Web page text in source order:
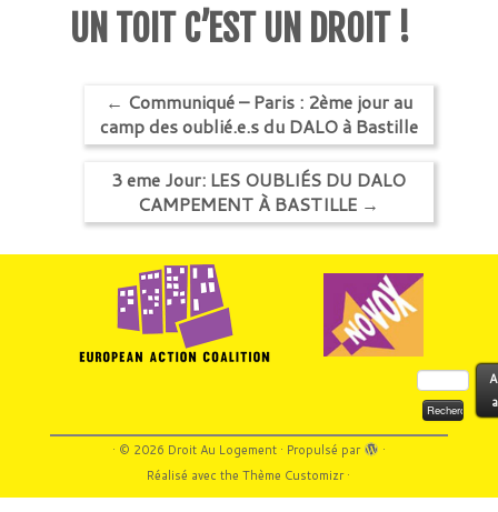
UN TOIT C’EST UN DROIT !
← Communiqué – Paris : 2ème jour au
camp des oublié.e.s du DALO à Bastille
3 eme Jour: LES OUBLIÉS DU DALO
CAMPEMENT À BASTILLE →
Rechercher :
· © 2026 Droit Au Logement· Propulsé par
·
Réalisé avec theThème Customizr·